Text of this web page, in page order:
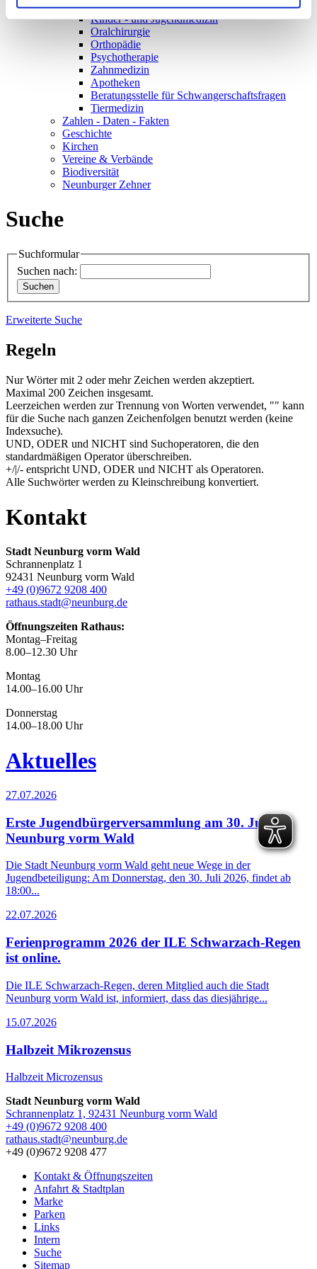
Innere Medizin
Kinder - und Jugendmedizin
Oralchirurgie
Orthopädie
Psychotherapie
Zahnmedizin
Apotheken
Beratungsstelle für Schwangerschaftsfragen
Tiermedizin
Zahlen - Daten - Fakten
Geschichte
Kirchen
Vereine & Verbände
Biodiversität
Neunburger Zehner
Suche
Suchformular
Suchen nach:
Erweiterte Suche
Regeln
Nur Wörter mit 2 oder mehr Zeichen werden akzeptiert.
Maximal 200 Zeichen insgesamt.
Leerzeichen werden zur Trennung von Worten verwendet, "" kann
für die Suche nach ganzen Zeichenfolgen benutzt werden (keine
Indexsuche).
UND, ODER und NICHT sind Suchoperatoren, die den
standardmäßigen Operator überschreiben.
+/|/- entspricht UND, ODER und NICHT als Operatoren.
Alle Suchwörter werden zu Kleinschreibung konvertiert.
Kontakt
Stadt Neunburg vorm Wald
Schrannenplatz 1
92431 Neunburg vorm Wald
+49 (0)9672 9208 400
rathaus.stadt@neunburg.de
Öffnungszeiten Rathaus:
Montag–Freitag
8.00–12.30 Uhr
Montag
14.00–16.00 Uhr
Donnerstag
14.00–18.00 Uhr
Aktuelles
27.07.2026
Erste Jugendbürgerversammlung am 30. Juli in
Neunburg vorm Wald
Die Stadt Neunburg vorm Wald geht neue Wege in der
Jugendbeteiligung: Am Donnerstag, den 30. Juli 2026, findet ab
18:00...
22.07.2026
Ferienprogramm 2026 der ILE Schwarzach-Regen
ist online.
Die ILE Schwarzach-Regen, deren Mitglied auch die Stadt
Neunburg vorm Wald ist, informiert, dass das diesjährige...
15.07.2026
Halbzeit Mikrozensus
Halbzeit Microzensus
Stadt Neunburg vorm Wald
Schrannenplatz 1, 92431 Neunburg vorm Wald
+49 (0)9672 9208 400
rathaus.stadt@neunburg.de
+49 (0)9672 9208 477
Kontakt & Öffnungszeiten
Anfahrt & Stadtplan
Marke
Parken
Links
Intern
Suche
Sitemap